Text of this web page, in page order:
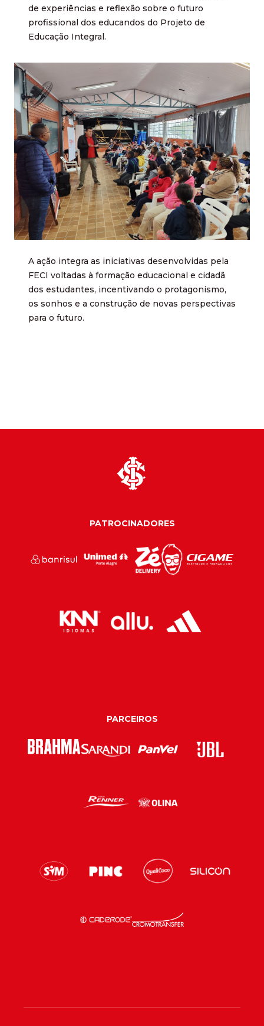
de experiências e reflexão sobre o futuro
profissional dos educandos do Projeto de
Educação Integral.
A ação integra as iniciativas desenvolvidas pela
FECI voltadas à formação educacional e cidadã
dos estudantes, incentivando o protagonismo,
os sonhos e a construção de novas perspectivas
para o futuro.
PATROCINADORES
PARCEIROS